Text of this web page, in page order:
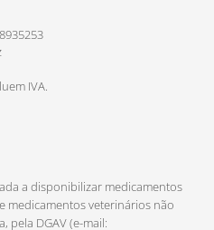
IVA.
a disponibilizar medicamentos
medicamentos veterinários não
pela DGAV (e-mail: